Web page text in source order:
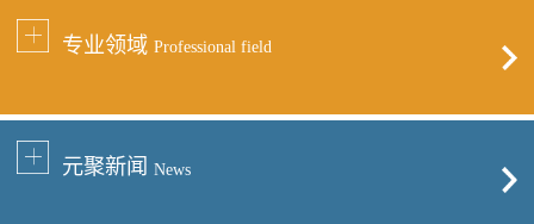
专业领域 Professional field
元聚新闻 News